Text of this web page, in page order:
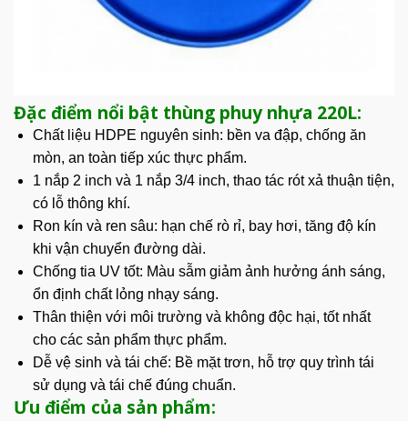
Đặc điểm nổi bật thùng phuy nhựa 220L:
Chất liệu HDPE nguyên sinh: bền va đập, chống ăn
mòn, an toàn tiếp xúc thực phẩm.
1 nắp 2 inch và 1 nắp 3/4 inch, thao tác rót xả thuận tiện,
có lỗ thông khí.
Ron kín và ren sâu: hạn chế rò rỉ, bay hơi, tăng độ kín
khi vận chuyển đường dài.
Chống tia UV tốt: Màu sẫm giảm ảnh hưởng ánh sáng,
ổn định chất lỏng nhạy sáng.
Thân thiện với môi trường và không độc hại, tốt nhất
cho các sản phẩm thực phẩm.
Dễ vệ sinh và tái chế: Bề mặt trơn, hỗ trợ quy trình tái
sử dụng và tái chế đúng chuẩn.
Ưu điểm của sản phẩm: